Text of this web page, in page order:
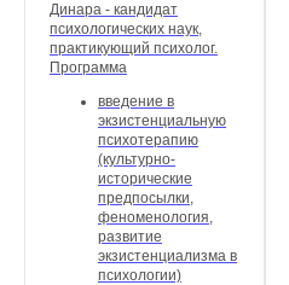
Динара - кандидат
психологических наук,
практикующий психолог.
Программа
введение в
экзистенциальную
психотерапию
(культурно-
исторические
предпосылки,
феноменология,
развитие
экзистенциализма в
психологии)